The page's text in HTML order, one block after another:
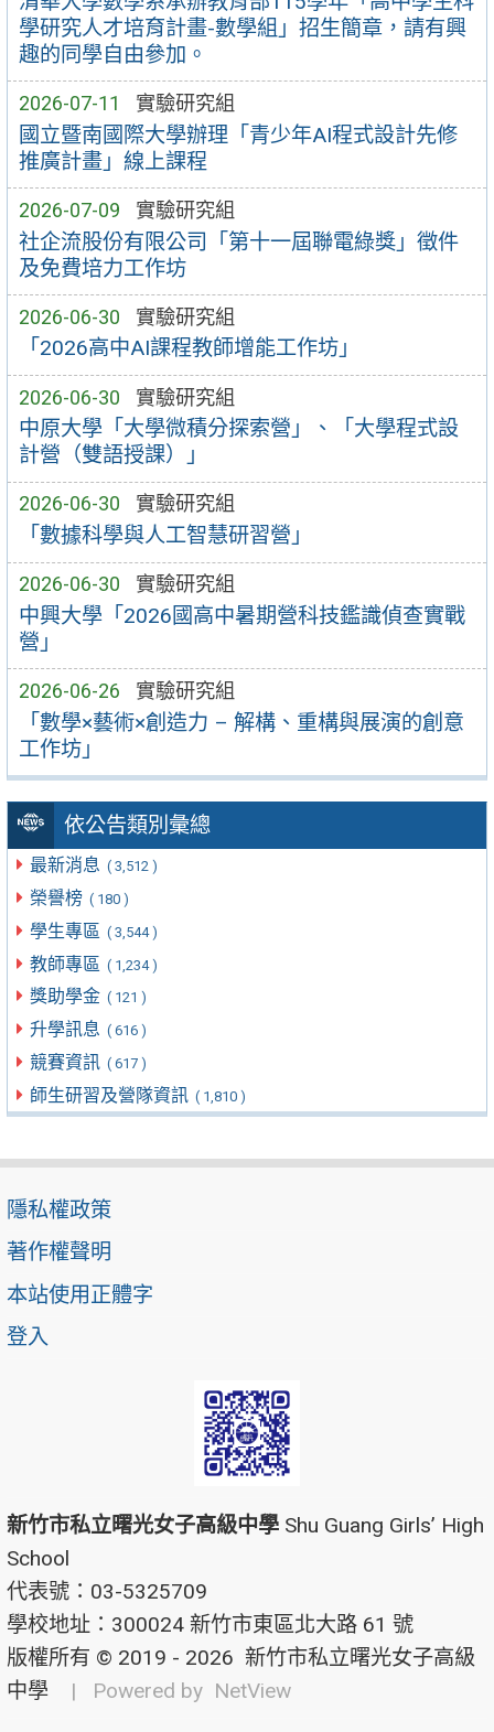
學研究人才培育計畫-數學組」招生簡章，請有興
趣的同學自由參加。
2026-07-11 實驗研究組
國立暨南國際大學辦理「青少年AI程式設計先修
推廣計畫」線上課程
2026-07-09 實驗研究組
社企流股份有限公司「第十一屆聯電綠獎」徵件
及免費培力工作坊
2026-06-30 實驗研究組
「2026高中AI課程教師增能工作坊」
2026-06-30 實驗研究組
中原大學「大學微積分探索營」、「大學程式設
計營（雙語授課）」
2026-06-30 實驗研究組
「數據科學與人工智慧研習營」
2026-06-30 實驗研究組
中興大學「2026國高中暑期營科技鑑識偵查實戰
營」
2026-06-26 實驗研究組
「數學×藝術×創造力 – 解構、重構與展演的創意
工作坊」
依公告類別彙總
最新消息 ( 3,512 )
榮譽榜 ( 180 )
學生專區 ( 3,544 )
教師專區 ( 1,234 )
獎助學金 ( 121 )
升學訊息 ( 616 )
競賽資訊 ( 617 )
師生研習及營隊資訊 ( 1,810 )
隱私權政策
著作權聲明
本站使用正體字
登入
新竹市私立曙光女子高級中學 Shu Guang Girls’ High
School
代表號：03-5325709
學校地址：300024 新竹市東區北大路 61 號
版權所有 © 2019 - 2026 新竹市私立曙光女子高級
中學
| Powered by NetView